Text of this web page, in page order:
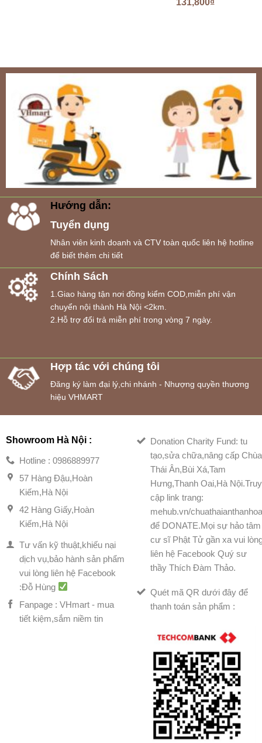
131,800₫
Hướng dẫn:
Tuyển dụng
Nhân viên kinh doanh và CTV toàn quốc liên hệ hotline
để biết thêm chi tiết
Chính Sách
1.Giao hàng tận nơi đồng kiểm COD,miễn phí vận
chuyển nội thành Hà Nội <2km.
2.Hỗ trợ đổi trả miễn phí trong vòng 7 ngày.
Hợp tác với chúng tôi
Đăng ký làm đại lý,chi nhánh - Nhượng quyền thương
hiệu VHMART
Showroom Hà Nội :
Hotline : 0986889977
57 Hàng Đậu,Hoàn
Kiếm,Hà Nội
42 Hàng Giấy,Hoàn
Kiếm,Hà Nội
Tư vấn kỹ thuật,khiếu nại
dịch vụ,bảo hành sản phẩm
vui lòng liên hệ Facebook
:Đỗ Hùng
Fanpage : VHmart - mua
tiết kiệm,sắm niềm tin
Donation Charity Fund: tu
tạo,sửa chữa,nâng cấp Chùa
Thái Ân,Bùi Xá,Tam
Hưng,Thanh Oai,Hà Nội.Truy
cập link trang:
mehub.vn/
để DONATE.Mọi sự hảo tâm
cư sĩ Phật Tử gần xa vui
liên hệ Facebook Quý sư
thầy Thích Đàm Thảo.
Quét mã QR dưới đây để
thanh toán sản phẩm :